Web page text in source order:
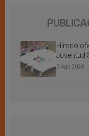
Himno
Juventud
3 Ago 2026